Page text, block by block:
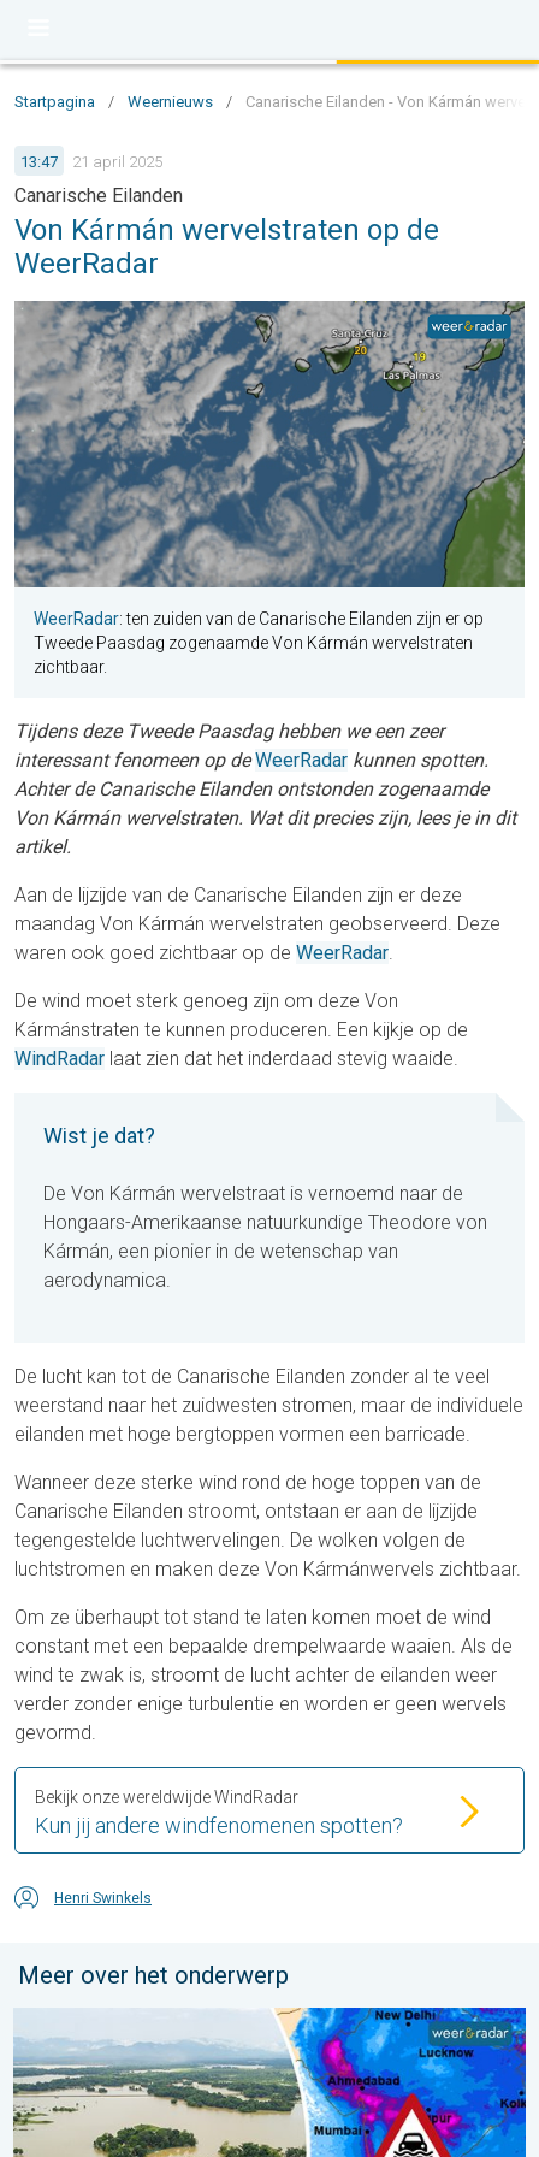
Startpagina / Weernieuws / Canarische Eilanden - Von Kármán
13:47 21 april 2025
Canarische Eilanden
Von Kármán wervelstraten op de
WeerRadar
WeerRadar: ten zuiden van de Canarische Eilanden zijn er op
Tweede Paasdag zogenaamde Von Kármán wervelstraten
zichtbaar.
Tijdens deze Tweede Paasdag hebben we een zeer
interessant fenomeen op deWeerRadar kunnen spotten.
Achter de Canarische Eilanden ontstonden zogenaamde
Von Kármán wervelstraten. Wat dit precies zijn, lees je in dit
artikel.
Aan de lijzijde van de Canarische Eilanden zijn er deze
maandag Von Kármán wervelstraten geobserveerd. Deze
waren ook goed zichtbaar op de WeerRadar.
De wind moet sterk genoeg zijn om deze Von
Kármánstraten te kunnen produceren. Een kijkje op de
WindRadar laat zien dat het inderdaad stevig waaide.
Wist je dat?
De Von Kármán wervelstraat is vernoemd naar de
Hongaars-Amerikaanse natuurkundige Theodore von
Kármán, een pionier in de wetenschap van
aerodynamica.
De lucht kan tot de Canarische Eilanden zonder al te veel
weerstand naar het zuidwesten stromen, maar de individuele
eilanden met hoge bergtoppen vormen een barricade.
Wanneer deze sterke wind rond de hoge toppen van de
Canarische Eilanden stroomt, ontstaan ​​er aan de lijzijde
tegengestelde luchtwervelingen. De wolken volgen de
luchtstromen en maken deze Von Kármánwervels zichtbaar.
Om ze überhaupt tot stand te laten komen moet de wind
constant met een bepaalde drempelwaarde waaien. Als de
wind te zwak is, stroomt de lucht achter de eilanden weer
verder zonder enige turbulentie en worden er geen wervels
gevormd.
Kun jij andere windfenomenen spotten?
Bekijk onze wereldwijde WindRadar
Henri Swinkels
Meer over het onderwerp
Overstromingen in delen van Azië. Een buitengewone